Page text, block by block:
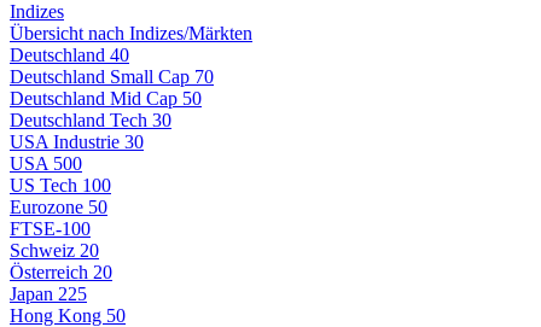
Indizes
Übersicht nach Indizes/Märkten
Deutschland 40
Deutschland Small Cap 70
Deutschland Mid Cap 50
Deutschland Tech 30
USA Industrie 30
USA 500
US Tech 100
Eurozone 50
FTSE-100
Schweiz 20
Österreich 20
Japan 225
Hong Kong 50